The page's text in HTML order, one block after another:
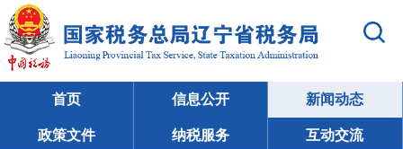
首页 信息公开 新闻动态
政策文件 纳税服务 互动交流